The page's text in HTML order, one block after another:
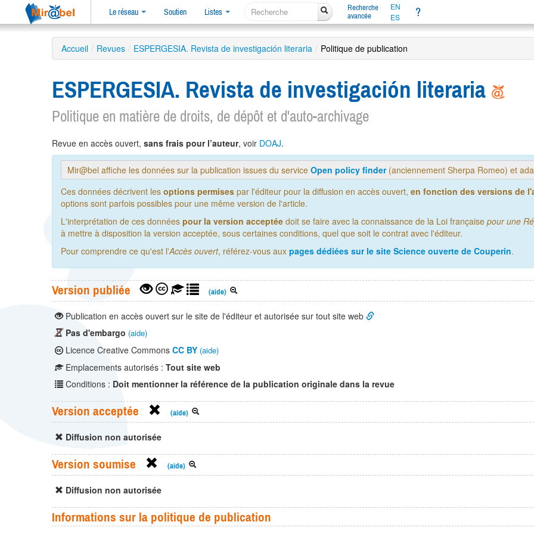
Le réseau Soutien Listes
Recherche
avancée
EN
ES
?
Accueil / Revues / ESPERGESIA. Revista de investigación literaria / Politique de publication
ESPERGESIA. Revista de investigación literaria
Politique en matière de droits, de dépôt et d'auto-archivage
Revue en accès ouvert, sans frais pour l’auteur, voir DOAJ.
Mir@bel affiche les données sur la publication issues du service Open policy finder(anciennement Sherpa Romeo) et
Ces données décrivent les options permises par l'éditeur pour la diffusion en accès ouvert, en fonction des versions de
options sont parfois possibles pour une même version de l'article.
L'interprétation de ces données pour la version acceptée doit se faire avec la connaissance de la Loi française pour une
à mettre à disposition la version acceptée, sous certaines conditions, quel que soit le contrat avec l'éditeur.
Pour comprendre ce qu'est l'Accès ouvert, référez-vous aux pages dédiées sur le site Science ouverte de Couperin.
Version publiée (aide)
Publication en accès ouvert sur le site de l'éditeur et autorisée sur tout site web
Pas d'embargo (aide)
Licence Creative Commons CC BY (aide)
Emplacements autorisés : Tout site web
Conditions : Doit mentionner la référence de la publication originale dans la revue
Version acceptée (aide)
Diffusion non autorisée
Version soumise (aide)
Diffusion non autorisée
Informations sur la politique de publication